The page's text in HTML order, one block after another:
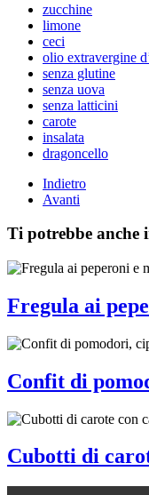
zucchine
limone
ceci
olio extravergine
senza glutine
senza uova
senza latticini
carote
insalata
dragoncello
Indietro
Avanti
Ti potrebbe anche
Fregula ai
Confit di
Cubotti di